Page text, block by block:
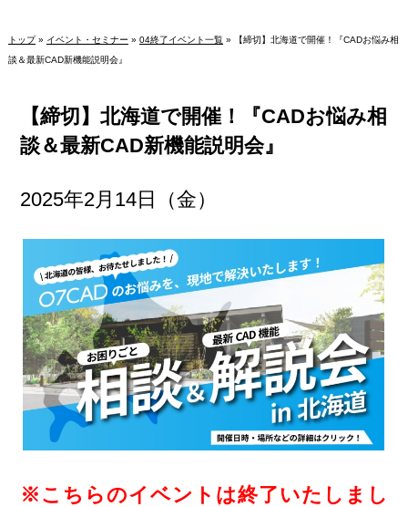
トップ» イベント・セミナー » 04終了イベント一覧» 【締切】北海道で開催！『CADお悩み相
談＆最新CAD新機能説明会』
【締切】北海道で開催！『CADお悩み相
談＆最新CAD新機能説明会』
2025年2月14日（金）
※こちらのイベントは終了いたしまし